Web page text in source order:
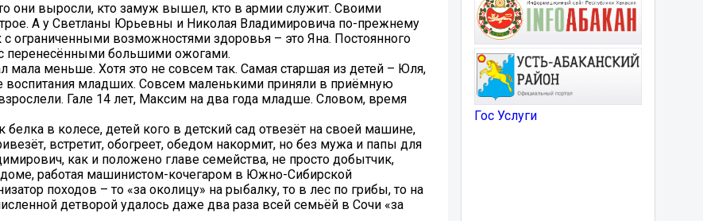
они выросли, кто замуж вышел, кто в армии служит. Своими
А у Светланы Юрьевны и Николая Владимировича по-прежнему
с ограниченными возможностями здоровья – это Яна. Постоянного
перенесёнными большими ожогами.
мала меньше. Хотя это не совсем так. Самая старшая из детей – Юля,
воспитания младших. Совсем маленькими приняли в приёмную
Гале 14 лет, Максим на два года младше. Словом, время
в колесе, детей кого в детский сад отвезёт на своей машине,
встретит, обогреет, обедом накормит, но без мужа и папы для
как и положено главе семейства, не просто добытчик,
работая машинистом-кочегаром в Южно-Сибирской
походов – то «за околицу» на рыбалку, то в лес по грибы, то на
детворой удалось даже два раза всей семьёй в Сочи «за
Гос Услуги